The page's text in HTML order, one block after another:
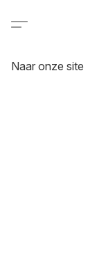
Naar onze site